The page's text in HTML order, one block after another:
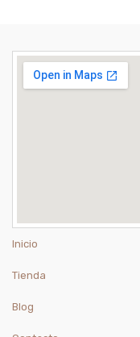
Inicio
Tienda
Blog